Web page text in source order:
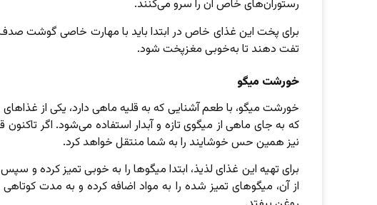
رستوران‌های خاص آن را سرو می‌کنند.
برای پخت این غذای خاص در ابتدا باید با مهارت خاصی گوشت صدف
تفت ‌دهند تا به‌خوبی مغزپخت شود.
خورشت میگو
خورشت میگو، با طعم آشنایی که به قلیه ماهی دارد، یکی از
که به جای ماهی از میگوی تازه و آبدار استفاده می‌شود. اگر
نیز همین حس خوشایند را به شما منتقل خواهد کرد.
برای تهیه این غذای لذیذ، ابتدا میگوها را به خوبی تمیز
از آن، میگوهای تمیز شده را به مواد اضافه کرده و به مدت